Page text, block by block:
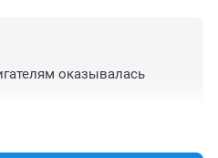
оказывалась